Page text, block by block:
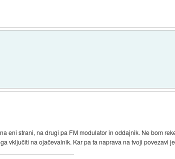
eni strani, na drugi pa FM modulator in oddajnik. Ne bom
vključiti na ojačevalnik. Kar pa ta naprava na tvoji povezavi